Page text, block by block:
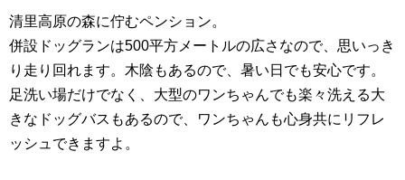
清里高原の森に佇むペンション。
併設ドッグランは500平方メートルの広さなので、思いっき
り走り回れます。木陰もあるので、暑い日でも安心です。
足洗い場だけでなく、大型のワンちゃんでも楽々洗える大
きなドッグバスもあるので、ワンちゃんも心身共にリフレ
ッシュできますよ。